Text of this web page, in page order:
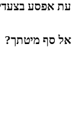
עת אפסע
אל סף מיטתך?